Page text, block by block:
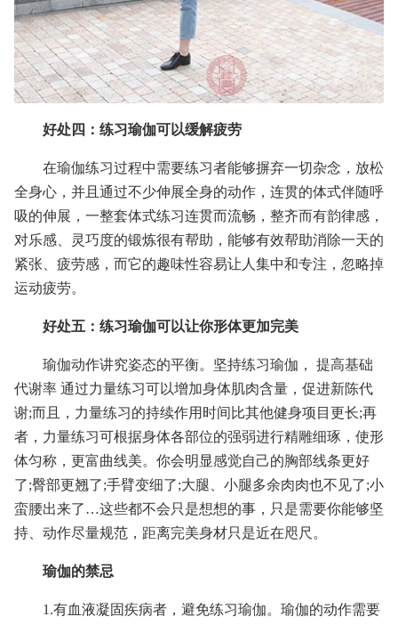
好处四：练习瑜伽可以缓解疲劳
在瑜伽练习过程中需要练习者能够摒弃一切杂念，放松
全身心，并且通过不少伸展全身的动作，连贯的体式伴随呼
吸的伸展，一整套体式练习连贯而流畅，整齐而有韵律感，
对乐感、灵巧度的锻炼很有帮助，能够有效帮助消除一天的
紧张、疲劳感，而它的趣味性容易让人集中和专注，忽略掉
运动疲劳。
好处五：练习瑜伽可以让你形体更加完美
瑜伽动作讲究姿态的平衡。坚持练习瑜伽， 提高基础
代谢率 通过力量练习可以增加身体肌肉含量，促进新陈代
谢;而且，力量练习的持续作用时间比其他健身项目更长;再
者，力量练习可根据身体各部位的强弱进行精雕细琢，使形
体匀称，更富曲线美。你会明显感觉自己的胸部线条更好
了;臀部更翘了;手臂变细了;大腿、小腿多余肉肉也不见了;小
蛮腰出来了…这些都不会只是想想的事，只是需要你能够坚
持、动作尽量规范，距离完美身材只是近在咫尺。
瑜伽的禁忌
1.有血液凝固疾病者，避免练习瑜伽。瑜伽的动作需要